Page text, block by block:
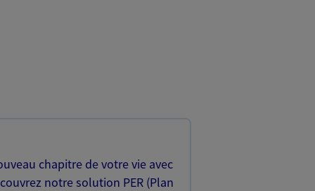
chapitre de votre vie avec
notre solution PER (Plan